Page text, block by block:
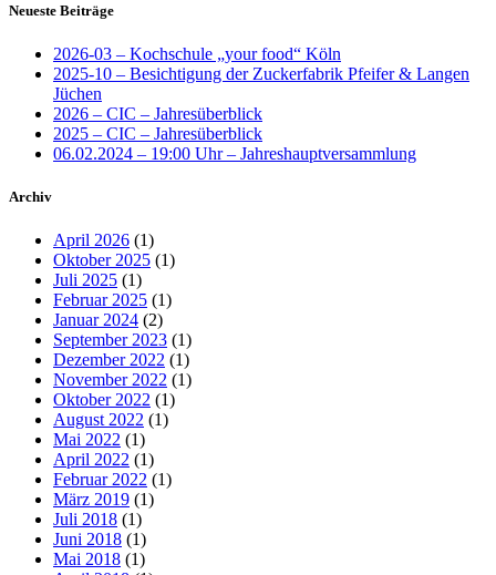
Neueste Beiträge
2026-03 – Kochschule „your food“ Köln
2025-10 – Besichtigung der Zuckerfabrik Pfeifer & Langen
Jüchen
2026 – CIC – Jahresüberblick
2025 – CIC – Jahresüberblick
06.02.2024 – 19:00 Uhr – Jahreshauptversammlung
Archiv
April 2026 (1)
Oktober 2025 (1)
Juli 2025 (1)
Februar 2025 (1)
Januar 2024 (2)
September 2023 (1)
Dezember 2022 (1)
November 2022 (1)
Oktober 2022 (1)
August 2022 (1)
Mai 2022 (1)
April 2022 (1)
Februar 2022 (1)
März 2019 (1)
Juli 2018 (1)
Juni 2018 (1)
Mai 2018 (1)